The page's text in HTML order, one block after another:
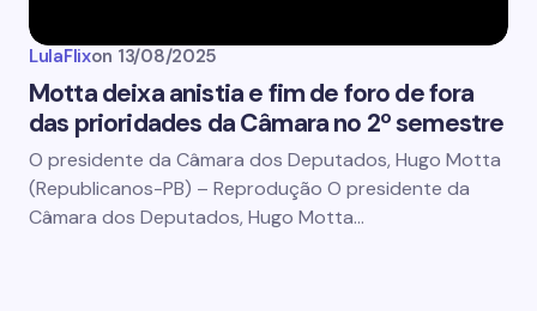
LulaFlixon 13/08/2025
Motta deixa anistia e fim de foro de fora
das prioridades da Câmara no 2º semestre
O presidente da Câmara dos Deputados, Hugo Motta
(Republicanos-PB) – Reprodução O presidente da
Câmara dos Deputados, Hugo Motta…